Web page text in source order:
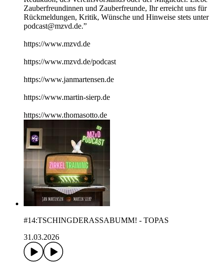
Zauberfreundinnen und Zauberfreunde, Ihr erreicht uns für
Rückmeldungen, Kritik, Wünsche und Hinweise stets unter
podcast@mzvd.de.”
https://www.mzvd.de
https://www.mzvd.de/podcast
https://www.janmartensen.de
https://www.martin-sierp.de
https://www.thomasotto.de
#14:TSCHINGDERASSABUMM! - TOPAS
31.03.2026